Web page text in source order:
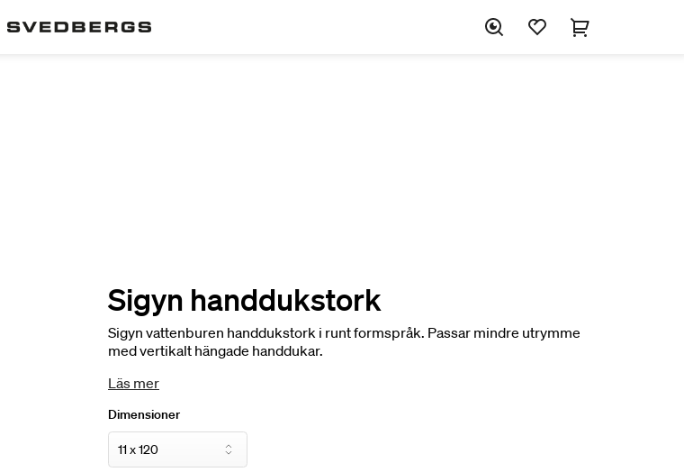
Sigyn handdukstork
Sigyn vattenburen handdukstork i runt formspråk. Passar mindre utrymme
med vertikalt hängade handdukar.
Läs mer
Dimensioner